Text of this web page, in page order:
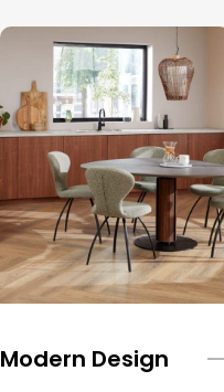
Modern Design